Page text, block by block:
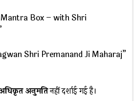
Mantra Box – with Shri
Shri Premanand Ji Maharaj”
अनुमतिनहीं दर्शाई गई है।